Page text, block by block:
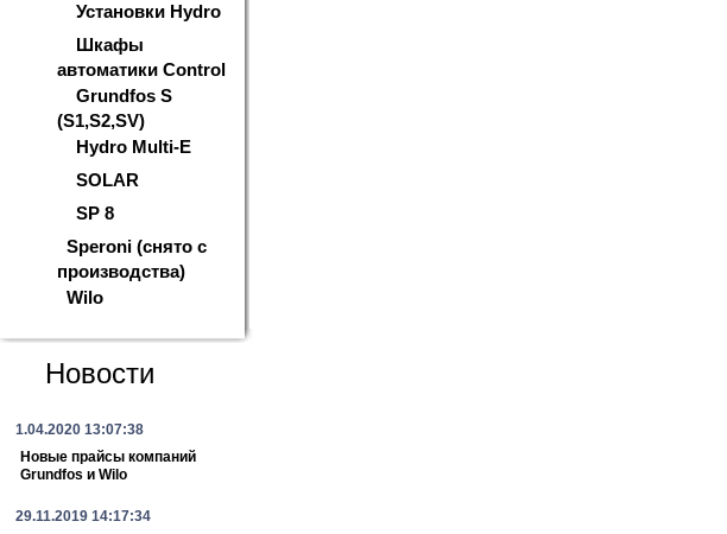
Установки Hydro
Шкафы
автоматики Control
Grundfos S
(S1,S2,SV)
Hydro Multi-E
SOLAR
SP 8
Speroni (снято с
производства)
Wilo
Новости
1.04.2020 13:07:38
Новые прайсы компаний
Grundfos и Wilo
29.11.2019 14:17:34